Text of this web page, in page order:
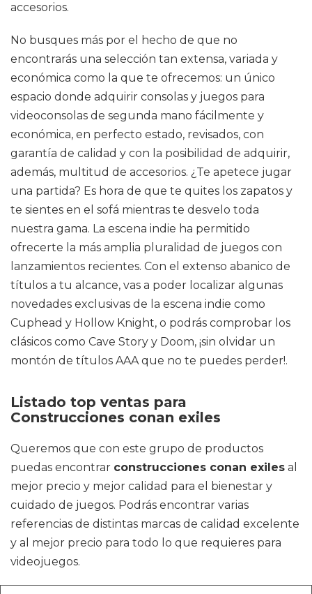
accesorios.
No busques más por el hecho de que no
encontrarás una selección tan extensa, variada y
económica como la que te ofrecemos: un único
espacio donde adquirir consolas y juegos para
videoconsolas de segunda mano fácilmente y
económica, en perfecto estado, revisados, con
garantía de calidad y con la posibilidad de adquirir,
además, multitud de accesorios. ¿Te apetece jugar
una partida? Es hora de que te quites los zapatos y
te sientes en el sofá mientras te desvelo toda
nuestra gama. La escena indie ha permitido
ofrecerte la más amplia pluralidad de juegos con
lanzamientos recientes. Con el extenso abanico de
títulos a tu alcance, vas a poder localizar algunas
novedades exclusivas de la escena indie como
Cuphead y Hollow Knight, o podrás comprobar los
clásicos como Cave Story y Doom, ¡sin olvidar un
montón de títulos AAA que no te puedes perder!.
Listado top ventas para
Construcciones conan exiles
Queremos que con este grupo de productos
puedas encontrar construcciones conan exiles al
mejor precio y mejor calidad para el bienestar y
cuidado de juegos. Podrás encontrar varias
referencias de distintas marcas de calidad excelente
y al mejor precio para todo lo que requieres para
videojuegos.